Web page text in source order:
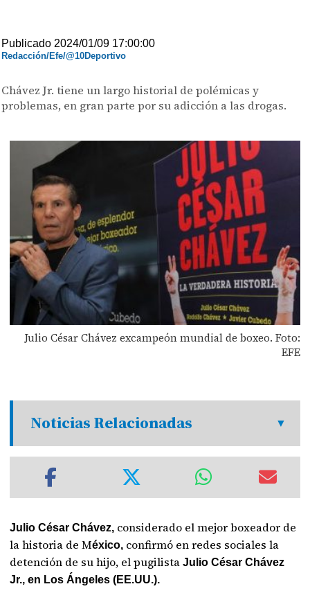
Publicado 2024/01/09 17:00:00
Redacción/Efe/@10Deportivo
Chávez Jr. tiene un largo historial de polémicas y
problemas, en gran parte por su adicción a las drogas.
Julio César Chávez excampeón mundial de boxeo. Foto:
EFE
Noticias Relacionadas
Julio César Chávez, considerado el mejor boxeador de
la historia de México, confirmó en redes sociales la
detención de su hijo, el pugilista Julio César Chávez
Jr., en Los Ángeles (EE.UU.).